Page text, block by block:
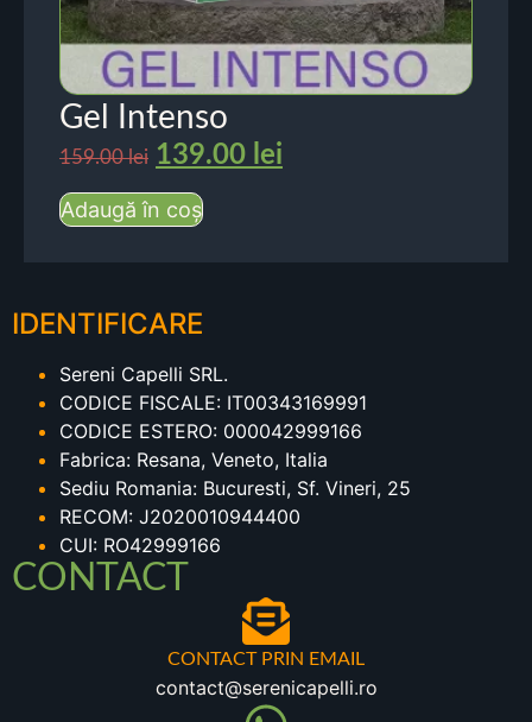
Gel Intenso
159.00lei 139.00 lei
Adaugă în coș
IDENTIFICARE
Sereni Capelli SRL.
CODICE FISCALE: IT00343169991
CODICE ESTERO: 000042999166
Fabrica: Resana, Veneto, Italia
Sediu Romania: Bucuresti, Sf. Vineri, 25
RECOM: J2020010944400
CUI: RO42999166
CONTACT
CONTACT PRIN EMAIL
contact@serenicapelli.ro